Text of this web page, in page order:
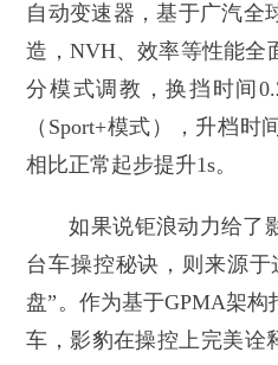
自动变速器，基于广汽全
造，NVH、效率等性能全
分模式调教，换挡时间
（Sport+模式），升档时
相比正常起步提升1s。
如果说钜浪动力给了
台车操控秘诀，则来源
盘”。作为基于GPMA架
车，影豹在操控上完美诠